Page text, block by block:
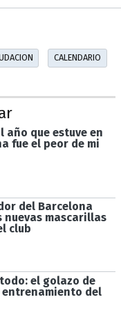
CALENDARIO
año que estuve en
fue el peor de mi
del Barcelona
nuevas mascarillas
club
el golazo de
entrenamiento del